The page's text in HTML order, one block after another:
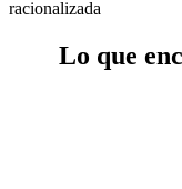
racionalizada
Lo que